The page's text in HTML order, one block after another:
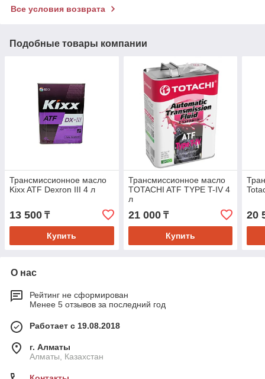
Все условия возврата
Подобные товары компании
Трансмиссионное масло
Kixx ATF Dexron III 4 л
13 500 ₸
Купить
Трансмиссионное масло
TOTACHI ATF TYPE T-IV 4
л
21 000₸
Купить
20
О нас
Рейтинг не сформирован
Менее 5 отзывов за последний год
Работает с 19.08.2018
г. Алматы
Алматы, Казахстан